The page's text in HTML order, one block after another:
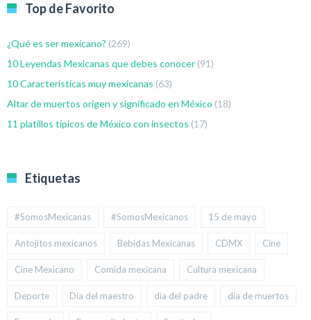
Top de Favorito
¿Qué es ser mexicano? (269)
10 Leyendas Mexicanas que debes conocer (91)
10 Características muy mexicanas (63)
Altar de muertos origen y significado en México (18)
11 platillos típicos de México con insectos (17)
Etiquetas
#SomosMexicanas #SomosMexicanos 15 de mayo
Antojitos mexicanos Bebidas Mexicanas CDMX Cine
Cine Mexicano Comida mexicana Cultura mexicana
Deporte Día del maestro día del padre día de muertos